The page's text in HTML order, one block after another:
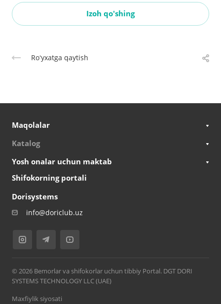
Izoh qo'shing
Roʻyxatga qaytish
Maqolalar
Katalog
Yosh onalar uchun maktab
Shifokorning portali
Dorisystems
info@doriclub.uz
© 2026 Bemorlar va shifokorlar uchun tibbiy Portal. DGT DORI
SYSTEMS TECHNOLOGY LLC (UAE)
Maxfiylik siyosati